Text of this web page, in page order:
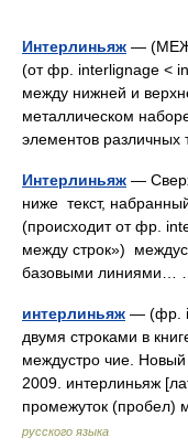
Интерлиньяж —
(от фр. interlignage <
между нижней и
металлическом
элементов
Интерлиньяж —
ниже текст,
(происходит от фр.
между строк»)
базовыми
интерлиньяж — (фр.
двумя строками в
междустро чие. Новый
2009. интерлиньяж
промежуток
русского языка